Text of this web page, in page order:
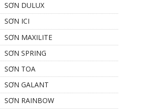
SƠN DULUX
SƠN ICI
SƠN MAXILITE
SƠN SPRING
SƠN TOA
SƠN GALANT
SƠN RAINBOW